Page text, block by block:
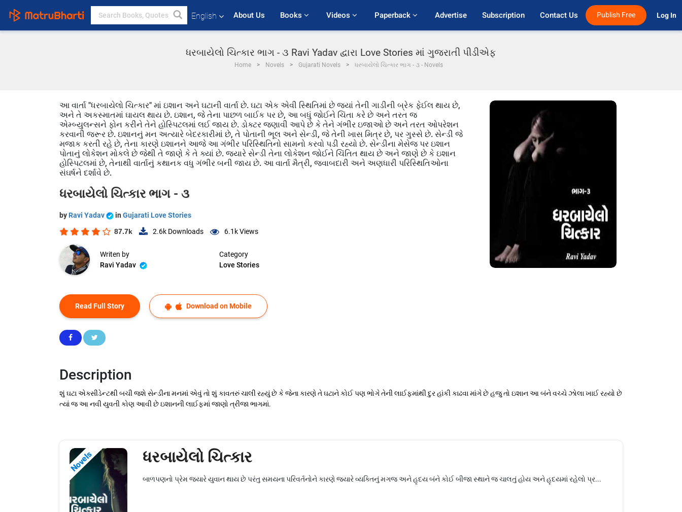
English About Us Books Videos Paperback Advertise Subscription Contact Us Publish Free Log In
ધરબાયેલો ચિત્કાર ભાગ - ૩ Ravi Yadav દ્વારા Love Stories માં ગુજરાતી પીડીએફ
Home Novels Gujarati Novels ધરબાયેલો ચિત્કાર ભાગ - ૩ - Novels
આ વાર્તા "ધરબાયેલો ચિત્કાર" માં ઇશાન અને ઘટાની વાર્તા છે. ઘટા એક એવી સ્થિતિમાં છે જ્યાં તેની ગાડીની બ્રેક ફેઈલ થાય છે,
અને તે અકસ્માતમાં ઘાયલ થાય છે. ઇશાન, જે તેના પાછળ બાઈક પર છે, આ બધું જોઈને ચિંતા કરે છે અને તરત જ
એમ્બ્યુલન્સને ફોન કરીને તેને હોસ્પિટલમાં લઈ જાય છે. ડોક્ટર જણાવી આપે છે કે તેને ગંભીર ઇજાઓ છે અને તરત ઓપરેશન
કરવાની જરૂર છે. ઇશાનનું મન અત્યારે બેદરકારીમાં છે, તે પોતાની ભૂલ અને સેન્ડી, જે તેની ખાસ મિત્ર છે, પર ગુસ્સે છે. સેન્ડી જે
મજાક કરતી રહે છે, તેના કારણે ઇશાનને આજે આ ગંભીર પરિસ્થિતિનો સામનો કરવો પડી રહ્યો છે. સેન્ડીના મેસેજ પર ઇશાન
પોતાનું લોકેશન મોકલે છે જેથી તે જાણે કે તે ક્યાં છે. જ્યારે સેન્ડી તેના લોકેશન જોઈને ચિંતિત થાય છે અને જાણે છે કે ઇશાન
હોસ્પિટલમાં છે, તેનાથી વાર્તાનું કથાનક વધુ ગંભીર બની જાય છે. આ વાર્તા મૈત્રી, જવાબદારી અને અણધારી પરિસ્થિતિઓના
સંઘર્ષને દર્શાવે છે.
ધરબાયેલો ચિત્કાર ભાગ - ૩
by Ravi Yadav in Gujarati Love Stories
87.7k 2.6k Downloads 6.1kViews
Writen by
Ravi Yadav
Category
Love Stories
Read Full Story Download on Mobile
Description
શું ઘટા એક્સીડેન્ટથી બચી જશે સેન્ડીના મનમાં એવું તો શું કાવતરું ચાલી રહ્યું છે કે જેના કારણે તે ઘટાને કોઈ પણ ભોગે તેની લાઈફમાંથી દુર હાંકી કાઢવા માંગે છે હજુ તો ઇશાન આ બંને વચ્ચે ઝોલા ખાઈ રહ્યો છે
ત્યાં જ આ નવી યુવતી કોણ આવી છે ઇશાનની લાઈફમાં જાણો ત્રીજા ભાગમાં.
Novels ધરબાયેલો ચિત્કાર
બાળપણનો પ્રેમ જ્યારે યુવાન થાય છે પરંતુ સમયના પરિવર્તનોને કારણે જ્યારે વ્યક્તિનું મગજ અને હૃદય બંને કોઈ બીજા સ્થાને જ ચાલતું હોય અને હૃદયમાં રહેલો પ્ર...